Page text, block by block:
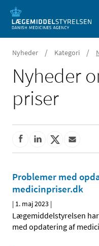
Nyheder / Kategori /
Nyheder
priser
Problemer med
medicinpriser.dk
| 1. maj 2023 |
Lægemiddelstyrelsen
med opdatering af